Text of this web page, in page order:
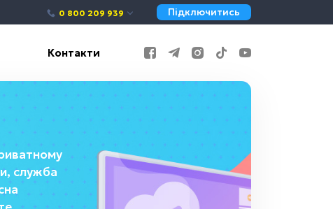
0 800 209 939 Підключитись
Контакти
служба